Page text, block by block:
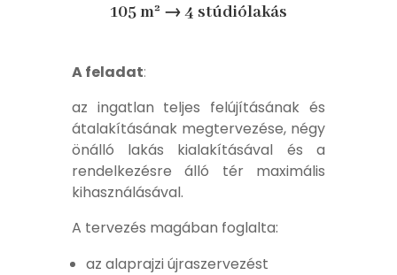
105 m² → 4 stúdiólakás
A feladat:
az ingatlan teljes felújításának és
átalakításának megtervezése, négy
önálló lakás kialakításával és a
rendelkezésre álló tér maximális
kihasználásával.
A tervezés magában foglalta:
az alaprajzi újraszervezést